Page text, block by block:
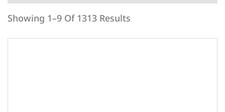
Showing 1–9 Of 1313 Results